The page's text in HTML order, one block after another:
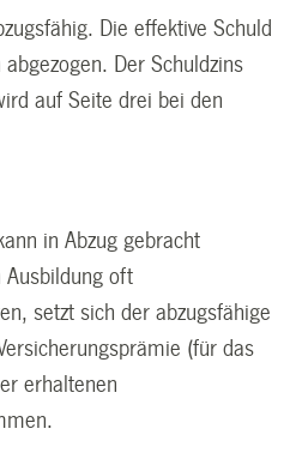
Die effektive Schuld
Der Schuldzins
auf Seite drei bei den
in Abzug gebracht
Ausbildung oft
setzt sich der abzugsfähige
(für das
erhaltenen